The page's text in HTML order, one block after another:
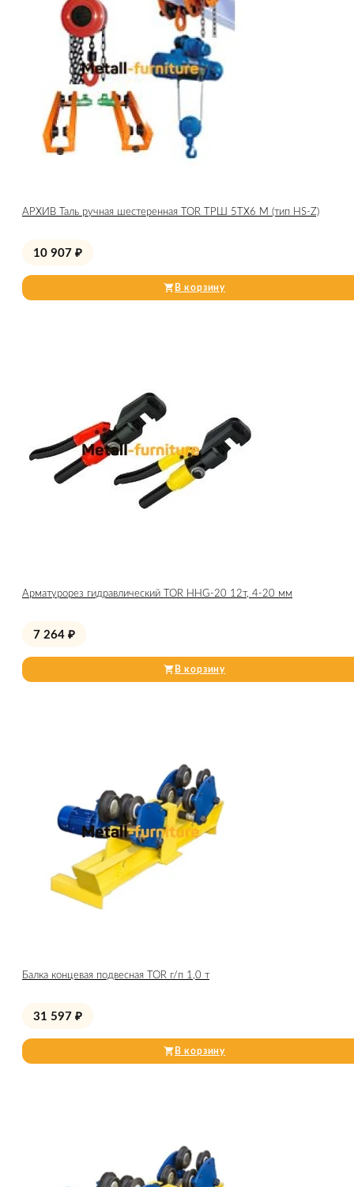
АРХИВ Таль ручная шестеренная TOR ТРШ 5ТХ6 М (тип HS-Z)
10 907 ₽
В корзину
Арматурорез гидравлический TOR HHG-20 12т, 4-20 мм
7 264 ₽
В корзину
Балка концевая подвесная TOR г/п 1,0 т
31 597 ₽
В корзину